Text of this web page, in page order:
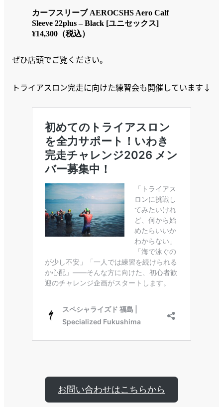
カーフスリーブ AEROCSHS Aero Calf
Sleeve 22plus – Black [ユニセックス]
¥14,300（税込）
ぜひ店頭でご覧ください。
トライアスロン完走に向けた練習会も開催しています↓
お問い合わせはこちらから